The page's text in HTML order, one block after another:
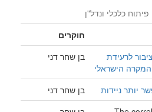
כלכלי ונדל"ן
חוקרים
לרעידת
הישראלי
בן שחר דני
יותר ניידות
בן שחר דני